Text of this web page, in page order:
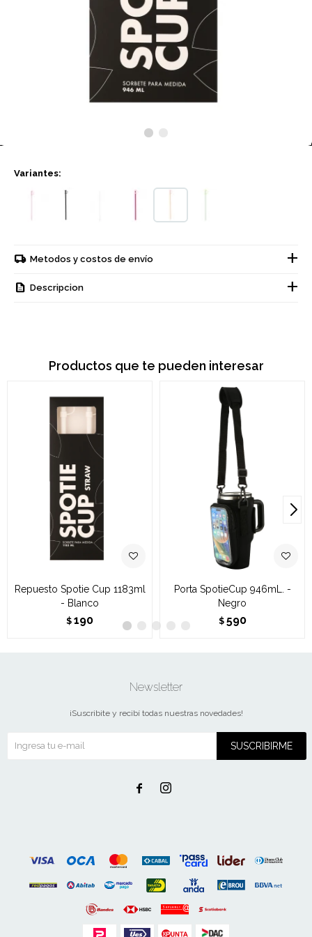
Variantes:
Metodos y costos de envío
Descripcion
Productos que te pueden interesar
Repuesto Spotie Cup 1183ml
- Blanco
$ 190
Porta SpotieCup 946mL. -
Negro
$ 590
Newsletter
¡Suscribite y recibí todas nuestras novedades!
SUSCRIBIRME
 